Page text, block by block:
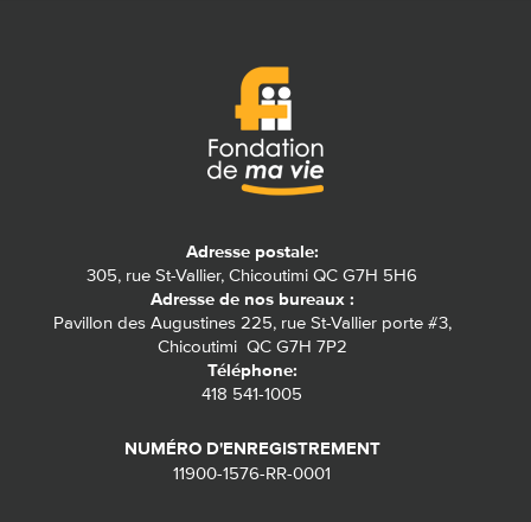
Adresse postale:
305, rue St-Vallier, Chicoutimi QC G7H 5H6
Adresse de nos bureaux :
Pavillon des Augustines 225, rue St-Vallier porte #3,
Chicoutimi QC G7H 7P2
Téléphone:
418 541-1005
NUMÉRO D'ENREGISTREMENT
11900-1576-RR-0001